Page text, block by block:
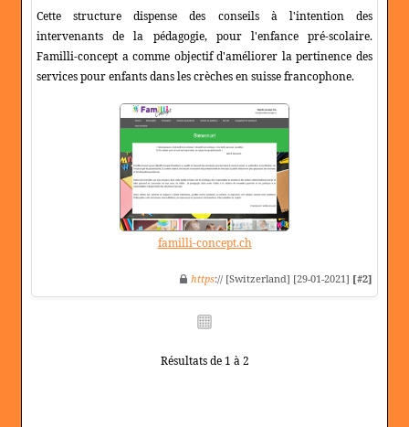
Cette structure dispense des conseils à l'intention des
intervenants de la pédagogie, pour l'enfance pré-scolaire.
Familli-concept a comme objectif d'améliorer la pertinence des
services pour enfants dans les crèches en suisse francophone.
familli-concept.ch
https:// [Switzerland] [29-01-2021] [#2]
Résultats de 1 à 2